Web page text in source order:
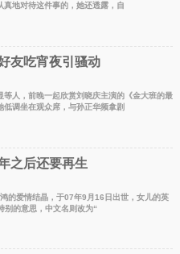
地对待这件事的，她还透露，自
友吃宵夜引骚动
人，前晚一起欣赏刘晓庆主演的《金大班的最
调坐在观众席，与孙正华频拿剧
之后还要再生
别的意思，中文名则改为“